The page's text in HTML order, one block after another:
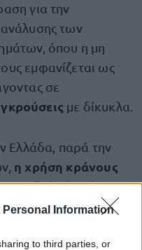
Personal Information
to third parties, or
για την
των
όπου η μη
εμφανίζεται ως
σε
με δίκυκλα.
Ελλάδα, παρά την
η χρήση κράνους
μέσο όρο,
κάτω των 30 ετών